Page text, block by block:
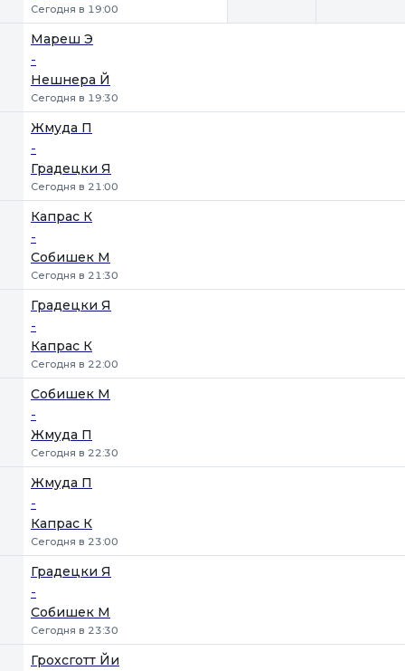
Сегодня в 19:00
Мареш Э
-
Нешнера Й
Сегодня в 19:30
Жмуда П
-
Градецки Я
Сегодня в 21:00
Капрас К
-
Собишек М
Сегодня в 21:30
Градецки Я
-
Капрас К
Сегодня в 22:00
Собишек М
-
Жмуда П
Сегодня в 22:30
Жмуда П
-
Капрас К
Сегодня в 23:00
Градецки Я
-
Собишек М
Сегодня в 23:30
Грохсготт Йи